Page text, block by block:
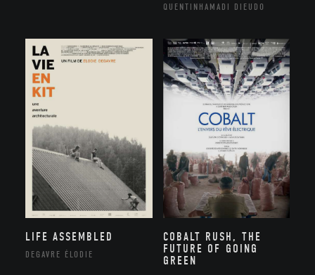
QUENTINHAMADI DIEUDO
LIFE ASSEMBLED
DEGAVRE ÉLODIE
COBALT RUSH, THE
FUTURE OF GOING
GREEN